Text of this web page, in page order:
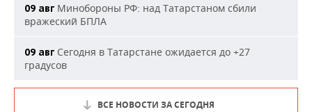
09 авг Минобороны РФ: над Татарстаном сбили
вражеский БПЛА
09 авг Сегодня в Татарстане ожидается до +27
градусов
ВСЕ НОВОСТИ ЗА СЕГОДНЯ